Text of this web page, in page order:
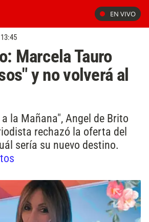
EN VIVO
Marcela Tauro
y no volverá al
la Mañana", Angel de Brito
rechazó la oferta del
sería su nuevo destino.